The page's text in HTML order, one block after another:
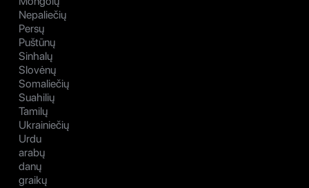
Nepaliečių
Persų
Puštūnų
Sinhalų
Slovėnų
Somaliečių
Suahilių
Tamilų
Ukrainiečių
Urdu
arabų
danų
graikų